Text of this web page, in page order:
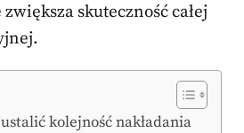
skuteczność całej
kolejność nakładania